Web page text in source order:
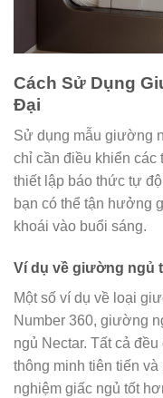
Cách Sử Dụng
Đại
Sử dụng mẫu giường
chỉ cần điều khiển
thiết lập báo thức tự
bạn có thể tận hưởng
khoái vào buổi sáng.
Ví dụ về giường ngủ
Một số ví dụ về loại
Number 360, giường
ngủ Nectar. Tất cả
thông minh tiên tiến
nghiệm giấc ngủ tốt